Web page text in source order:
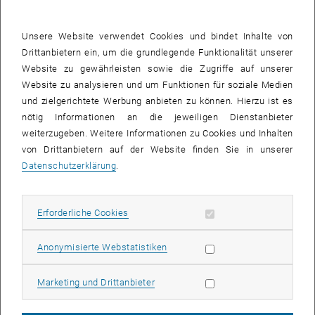
steigern sollen. Neue Arbeitszeitmodelle, ein Tag der Generationen
am schulfreien 15. November, die Erweiterung des
Betriebskindergartens, ein neues Eltern-Babyzimmer oder
Adventworkshops für Kinder sind nur einige Beispiele, die bereits bis
Ende 2013 umgesetzt werden.
Das Rektorat der TU Wien nimmt die Verantwortung als Arbeitgeber
und Ausbildner wahr und entwickelt Modelle für eine
familienbewusste Personalpolitik. &quot;Sowohl Ausbildung, als
vereinbar sein. Im Wettbewerb um die besten Köpfe sind
Überlegungen zu ´weichen´ Standortfaktoren mitunter
ausschlaggebend&quot;, begründet Anna Steiger, Vizerektorin für
Personal und Gender die Bedeutung der Maßnahmen für die
Universität.
Am 1. TU-Familientag widmeten sich gleich mehrere
Unsere Website verwendet Cookies und bindet Inhalte von
Drittanbietern ein, um die grundlegende Funktionalität unserer
Website zu gewährleisten sowie die Zugriffe auf unserer
Website zu analysieren und um Funktionen für soziale Medien
und zielgerichtete Werbung anbieten zu können. Hierzu ist es
nötig Informationen an die jeweiligen Dienstanbieter
weiterzugeben. Weitere Informationen zu Cookies und Inhalten
von Drittanbietern auf der Website finden Sie in unserer
Datenschutzerklärung.
Erforderliche Cookies Erforderliche Cookies zulassen
Anonymisierte WebstatistikenStatistik Cookies zulassen
Marketing und DrittanbieterMarketing Cookies zulassen